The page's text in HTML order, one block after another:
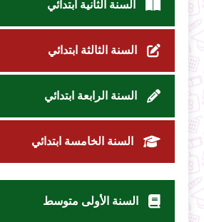
السنة الثانية ابتدائي
السنة الثالثة ابتدائي
السنة الرابعة ابتدائي
السنة الخامسة ابتدائي
السنة الأولى متوسط